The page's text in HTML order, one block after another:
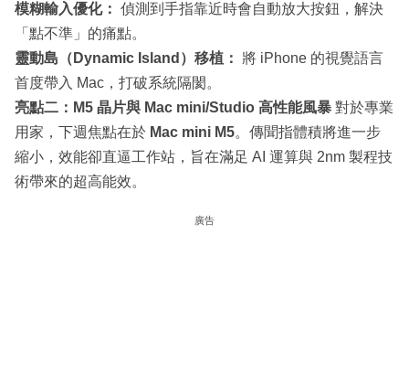
模糊輸入優化： 偵測到手指靠近時會自動放大按鈕，解決
「點不準」的痛點。
靈動島（Dynamic Island）移植：
將 iPhone 的視覺語言
首度帶入 Mac，打破系統隔閡。
亮點二：M5 晶片與 Mac mini/Studio 高性能風暴 對於專業
用家，下週焦點在於 Mac mini M5。傳聞指體積將進一步
縮小，效能卻直逼工作站，旨在滿足 AI 運算與 2nm 製程技
術帶來的超高能效。
廣告